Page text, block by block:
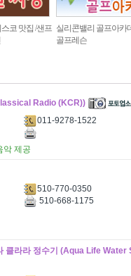
코 맛집 /샌프 실리콘밸리 골프아카
골프레슨
Radio (KCR))
011-9278-1522
악 제공
510-770-0350
510-668-1175
클라라 정수기 (Aqua Life